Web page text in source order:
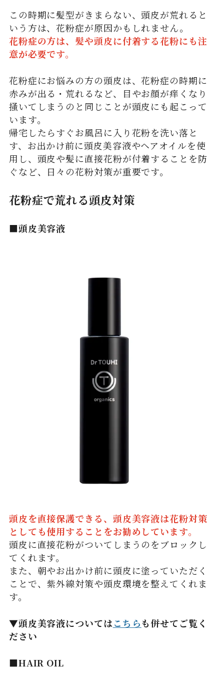
この時期に髪型がきまらない、頭皮が荒れると
いう方は、花粉症が原因かもしれません。
花粉症の方は、髪や頭皮に付着する花粉にも注
意が必要です。
花粉症にお悩みの方の頭皮は、花粉症の時期に
赤みが出る・荒れるなど、目やお顔が痒くなり
掻いてしまうのと同じことが頭皮にも起こって
います。
帰宅したらすぐお風呂に入り花粉を洗い落と
す、お出かけ前に頭皮美容液やヘアオイルを使
用し、頭皮や髪に直接花粉が付着することを防
ぐなど、日々の花粉対策が重要です。
花粉症で荒れる頭皮対策
■頭皮美容液
頭皮を直接保護できる、頭皮美容液は花粉対策
としても使用することをお勧めしています。
頭皮に直接花粉がついてしまうのをブロックし
てくれます。
また、朝やお出かけ前に頭皮に塗っていただく
ことで、紫外線対策や頭皮環境を整えてくれま
す。
▼頭皮美容液についてはこちらも併せてご覧く
ださい
■HAIR OIL